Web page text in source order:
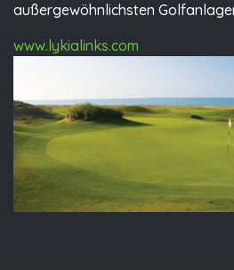
außergewöhnlichsten
www.lykialinks.com